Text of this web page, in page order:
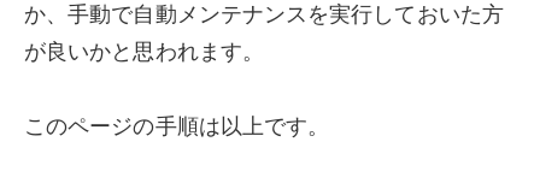
か、手動で自動メンテナンスを実行しておいた方
が良いかと思われます。
このページの手順は以上です。